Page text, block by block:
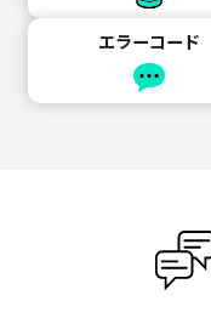
エラーコード